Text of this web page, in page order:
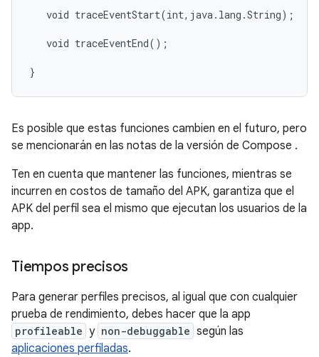
   void traceEventStart(int,java.lang.String);
   void traceEventEnd();
Es posible que estas funciones cambien en el futuro, pero
se mencionarán en las notas de la versión de Compose .
Ten en cuenta que mantener las funciones, mientras se
incurren en costos de tamaño del APK, garantiza que el
APK del perfil sea el mismo que ejecutan los usuarios de la
app.
Tiempos precisos
Para generar perfiles precisos, al igual que con cualquier
prueba de rendimiento, debes hacer que la app
profileable y non-debuggable según las
aplicaciones perfiladas.